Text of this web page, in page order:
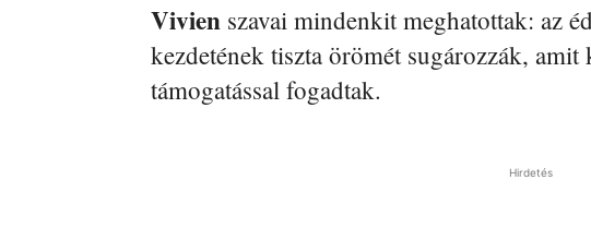
Vivien szavai mindenkit meghatottak: az
kezdetének tiszta örömét sugározzák, amit
támogatással fogadtak.
Hirdetés